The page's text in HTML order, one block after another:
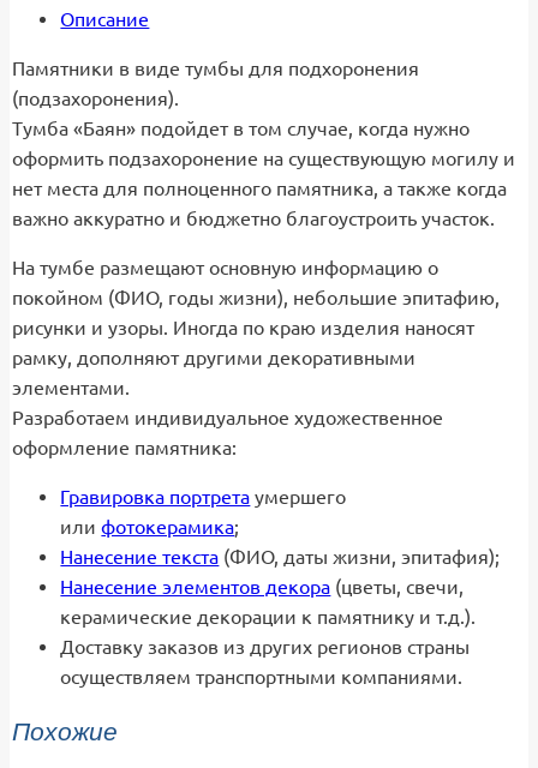
для
Т-06
(Тумба
"Баян")
Описание
Памятники в виде тумбы для подхоронения
(подзахоронения).
Тумба «Баян» подойдет в том случае, когда нужно
оформить подзахоронение на существующую могилу и
нет места для полноценного памятника, а также когда
важно аккуратно и бюджетно благоустроить участок.
На тумбе размещают основную информацию о
покойном (ФИО, годы жизни), небольшие эпитафию,
рисунки и узоры. Иногда по краю изделия наносят
рамку, дополняют другими декоративными
элементами.
Разработаем индивидуальное художественное
оформление памятника:
Гравировка портрета умершего
илифотокерамика;
Нанесение текста (ФИО, даты жизни, эпитафия);
Нанесение элементов декора (цветы, свечи,
керамические декорации к памятнику и т.д.).
Доставку заказов из других регионов страны
осуществляем транспортными компаниями.
Похожие